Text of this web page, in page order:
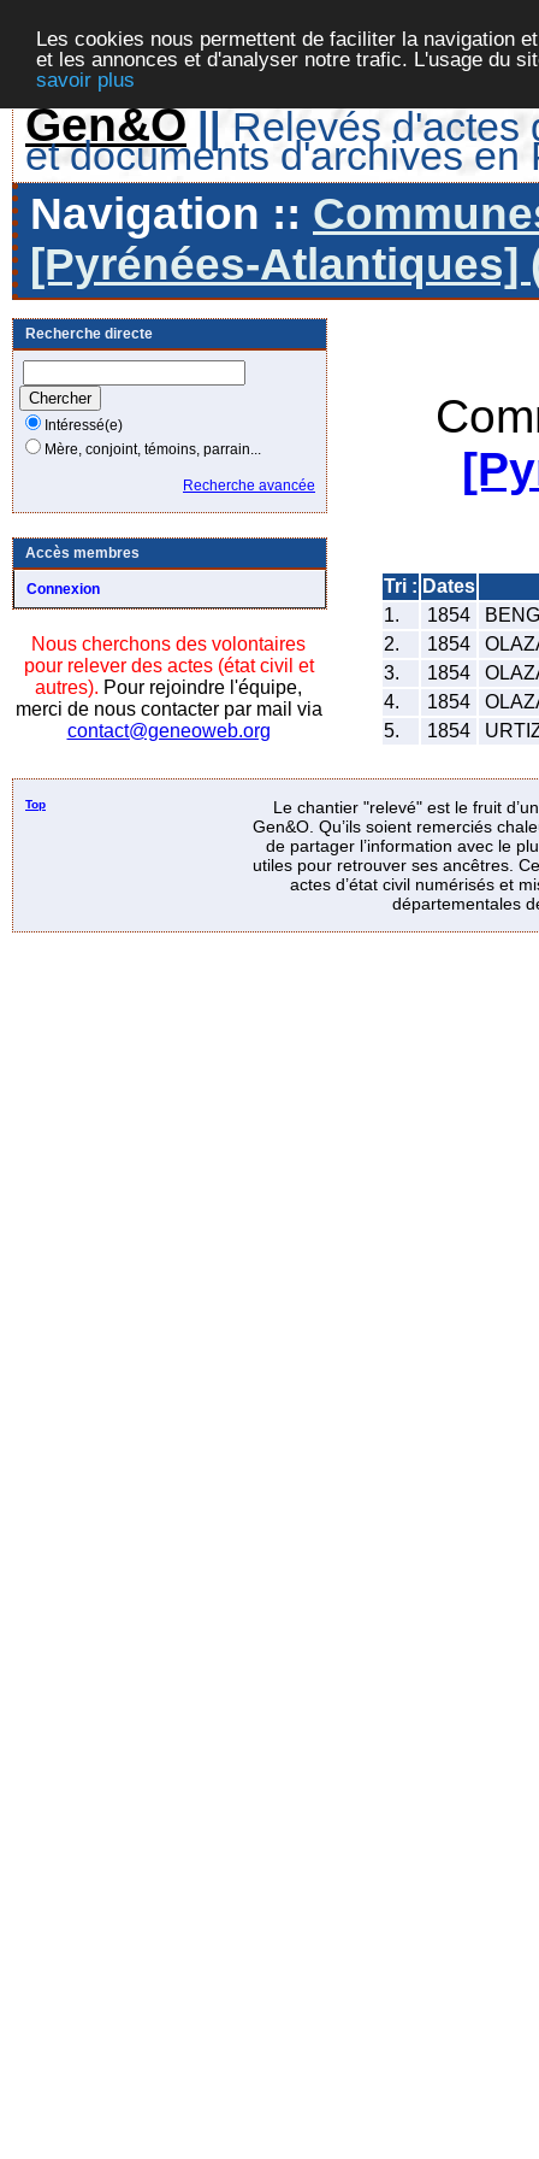
Les cookies nous permettent de faciliter la navigation
et les annonces et d'analyser notre trafic. L'usage du
savoir plus
Gen&O || Relevés d'actes
et documents d'archives en
Navigation ::
[Pyrénées-Atlantiques]
Recherche directe
Intéressé(e)
Mère, conjoint, témoins, parrain...
Recherche avancée
Accès membres
Connexion
Nous cherchons des volontaires
pour relever des actes (état civil et
autres). Pour rejoindre l'équipe,
merci de nous contacter par mail via
contact@geneoweb.org
Tri : Dates
1.
1854
2.
1854
3.
1854
4.
1854
5.
1854
Top
Le chantier "relevé" est le fruit
Gen&O. Qu’ils soient remerciés
de partager l’information avec le
utiles pour retrouver ses ancêtres.
actes d’état civil numérisés et
départementales